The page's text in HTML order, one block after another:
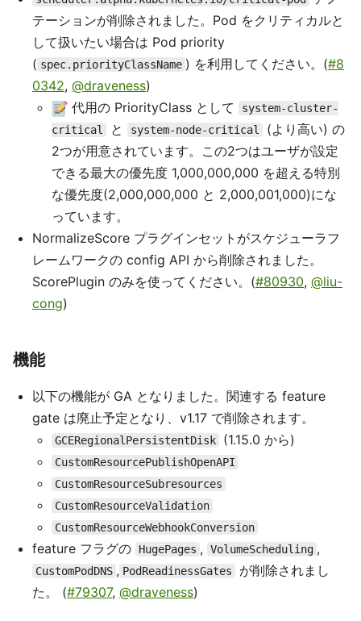
テーションが削除されました。Pod をクリティカルと
して扱いたい場合は Pod priority
( spec.priorityClassName ) を利用してください。(#8
0342, @draveness)
代用の PriorityClass として
system-cluster-
critical
と system-node-critical
(より高い) の
2つが用意されています。この2つはユーザが設定
できる最大の優先度 1,000,000,000 を超える特別
な優先度(2,000,000,000 と 2,000,001,000)にな
っています。
NormalizeScore プラグインセットがスケジューラフ
レームワークの config API から削除されました。
ScorePlugin のみを使ってください。(#80930, @liu-
cong)
機能
以下の機能が GA となりました。関連する feature
gate は廃止予定となり、v1.17 で削除されます。
GCERegionalPersistentDisk (1.15.0 から)
CustomResourcePublishOpenAPI
CustomResourceSubresources
CustomResourceValidation
CustomResourceWebhookConversion
feature フラグの HugePages , VolumeScheduling ,
CustomPodDNS , PodReadinessGates
が削除されまし
た。 (#79307, @draveness)